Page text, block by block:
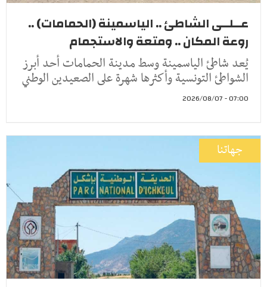
عــلــى الشاطئ .. الياسمينة (الحمامات) ..
روعة المكان .. ومتعة والاستجمام
يُعد شاطئ الياسمينة وسط مدينة الحمامات أحد أبرز
الشواطئ التونسية وأكثرها شهرة على الصعيدين الوطني
07:00 - 2026/08/07
جهاتنا